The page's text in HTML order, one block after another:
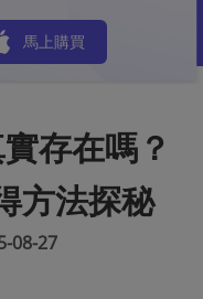
馬上購買
存在嗎？
方法探秘
08-27